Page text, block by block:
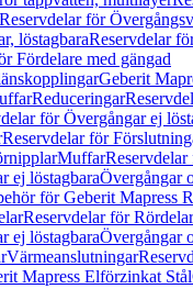
Reservdelar för
löstagbaraReservdelar
Fördelare med gängad
Geberit
Reduceringar
för Övergångar ej
Reservdelar för
MuffarReservdelar
ej löstagbaraÖvergångar
för Geberit Mapress
Reservdelar för Rördelar
ej löstagbaraÖvergångar
Värmeanslutningar
Mapress Elförzinkat Stål